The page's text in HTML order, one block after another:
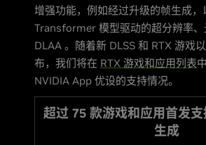
增强功能，例如经过升级的帧生成，
Transformer 模型驱动的超分辨率、
DLAA 。随着新 DLSS 和 RTX 游戏
布，我们将在 RTX 游戏和应用列表
NVIDIA App 优设的支持情况。
超过 75 款游戏和应用首发支
生成